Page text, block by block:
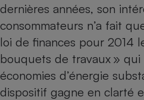
dernières années, son
consommateurs n’a fait
loi de finances pour 2014
bouquets de travaux »
économies d’énergie
dispositif gagne en clarté